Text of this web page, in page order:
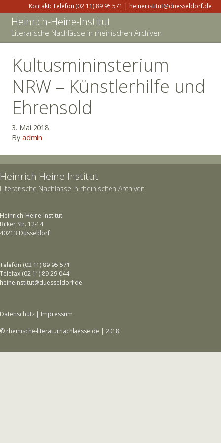
Kontakt: Telefon (02 11) 89 95 571 | heineinstitut@duesseldorf.de
Heinrich-Heine-Institut
Literarische Nachlässe in rheinischen Archiven
Kultusmininsterium
NRW – Künstlerhilfe und
Ehrensold
3. Mai 2018
By admin
Heinrich Heine Institut
Literarische Nachlässe in rheinischen Archiven
Heinrich-Heine-Institut
Bilker Str. 12-14
40213 Düsseldorf
Telefon (02 11) 89 95 571
Telefax (02 11) 89 29 044
heineinstitut@duesseldorf.de
Datenschutz | Impressum
© rheinische-literaturnachlaesse.de | 2018